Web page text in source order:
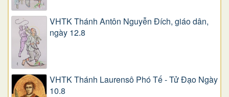
VHTK Thánh Antôn Nguyễn Ðích, giáo dân,
ngày 12.8
VHTK Thánh Laurensô Phó Tế - Tử Đạo Ngày
10.8